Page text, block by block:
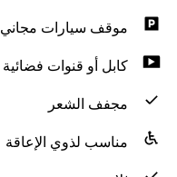
موقف سيارات مجاني
كابل أو قنوات فضائية
مجفف الشعر
مناسب لذوي الإعاقة